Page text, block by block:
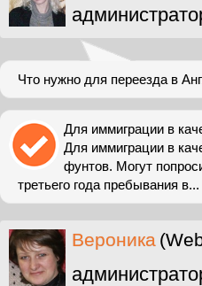
Что нужно для переезда в
Для иммиграции в
Для иммиграции в
фунтов. Могут
третьего года пребывания в...
Вероника